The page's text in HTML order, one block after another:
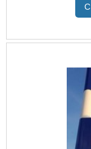
segmento
interesse é
qualidade
por meio de
PUBLICITÁRIO